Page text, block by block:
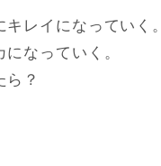
レイになっていく。
なっていく。
ら？